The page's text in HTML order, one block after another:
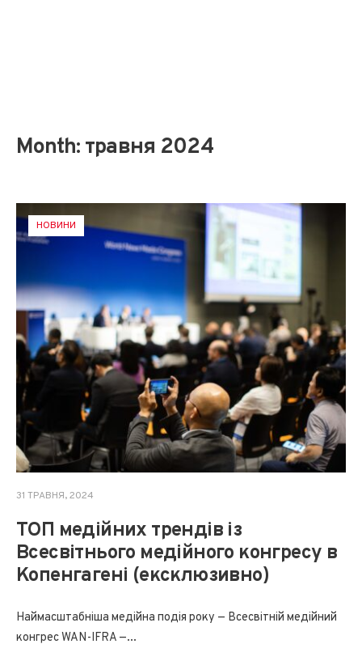
Month: травня 2024
НОВИНИ
31 ТРАВНЯ, 2024
ТОП медійних трендів із
Всесвітнього медійного конгресу в
Копенгагені (ексклюзивно)
Наймасштабніша медійна подія року — Всесвітній медійний
конгрес WAN-IFRA —...